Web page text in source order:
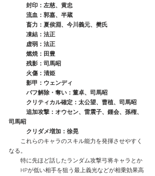
封印：左慈、黄忠
流血：郭嘉、半蔵
畜力：夏侯淵、今川義元、樊氏
凍結：法正
虚弱：法正
燃焼：田豊
残影：司馬昭
火傷：清姫
影甲：ウェンディ
バフ解除・奪い：董卓、司馬昭
クリティカル確定：太公望、曹植、司馬昭
追加攻撃：オウセン、雷震子、鍾会、孫権、
司馬昭
クリダメ増加：徐晃
これらのキャラのスキル能力を発揮させやすく
なる。
特に先ほど話したランダム攻撃弓将キャラとか
HPが低い相手を狙う最上義光などが相乗効果高